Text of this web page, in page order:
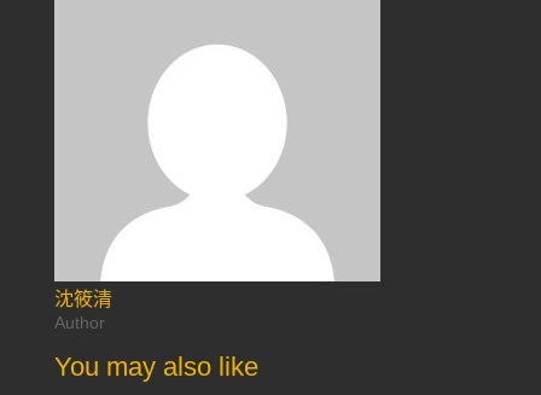
沈筱清
Author
You may also like